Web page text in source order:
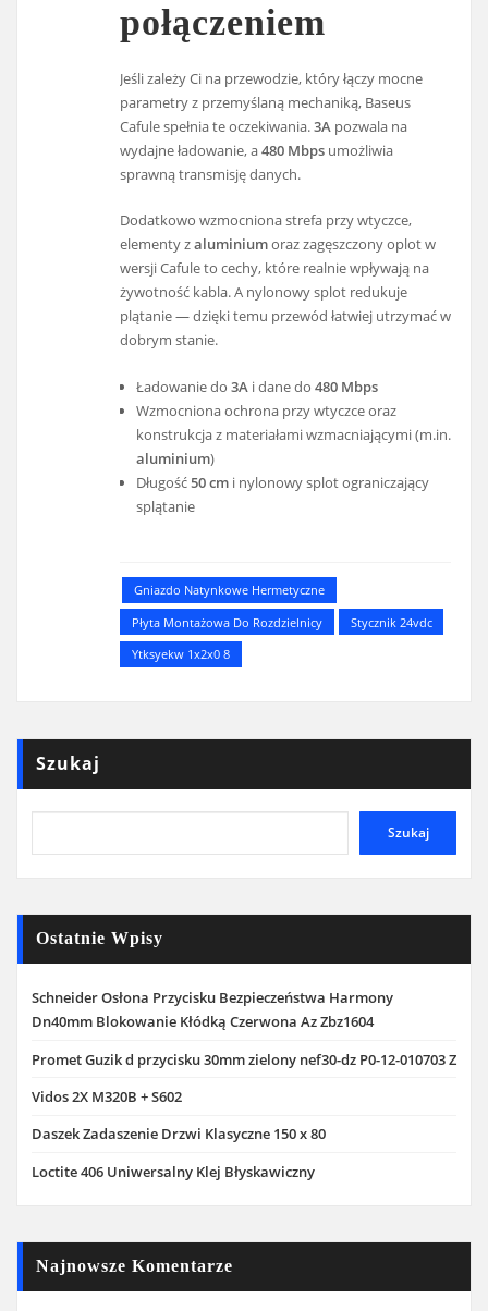
połączeniem
Jeśli zależy Ci na przewodzie, który łączy mocne
parametry z przemyślaną mechaniką, Baseus
Cafule spełnia te oczekiwania.3A pozwala na
wydajne ładowanie, a480 Mbps umożliwia
sprawną transmisję danych.
Dodatkowo wzmocniona strefa przy wtyczce,
elementy zaluminiumoraz zagęszczony oplot w
wersji Cafule to cechy, które realnie wpływają na
żywotność kabla. A nylonowy splot redukuje
plątanie — dzięki temu przewód łatwiej utrzymać w
dobrym stanie.
Ładowanie do 3A i dane do 480 Mbps
Wzmocniona ochrona przy wtyczce oraz
konstrukcja z materiałami wzmacniającymi (m.in.
aluminium)
Długość50 cmi nylonowy splot ograniczający
splątanie
Gniazdo Natynkowe Hermetyczne
Płyta Montażowa Do Rozdzielnicy
Stycznik 24vdc
Ytksyekw 1x2x0 8
Szukaj
Szukaj
Ostatnie Wpisy
Schneider Osłona Przycisku Bezpieczeństwa Harmony
Dn40mm Blokowanie Kłódką Czerwona Az Zbz1604
Promet Guzik d przycisku 30mm zielony nef30-dz P0-12-010703 Z
Vidos 2X M320B + S602
Daszek Zadaszenie Drzwi Klasyczne 150 x 80
Loctite 406 Uniwersalny Klej Błyskawiczny
Najnowsze Komentarze